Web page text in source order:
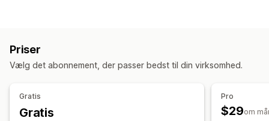
Tilpasning
Lydafspiller
Videowidget Integrerede videoer
Karruseller
Analyser
Konverteringssporing
Priser
Vælg det abonnement, der passer bedst til din virksomhed.
Gratis
Gratis
Pro
$29om